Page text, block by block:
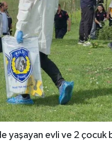
yaşayan evli ve 2 çocuk